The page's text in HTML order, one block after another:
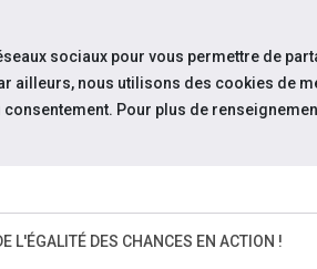
ESPACE
ESPACE
L'ÉGALITÉ DES CHANCES EN ACTION !
sociaux pour vous permettre de
ailleurs, nous utilisons des cookies de
consentement. Pour plus de